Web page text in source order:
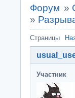
Форум »
»
Страницы
Участник